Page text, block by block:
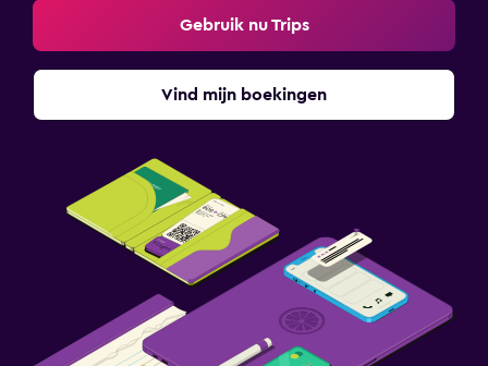
Gebruik nu Trips
Vind mijn boekingen